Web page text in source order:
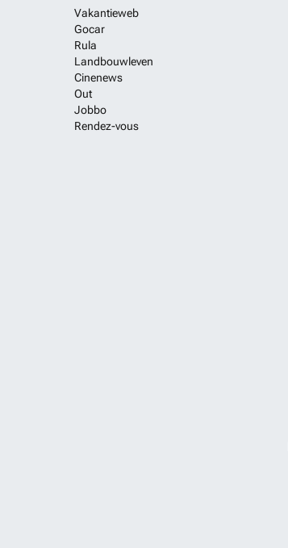
Vakantieweb
Gocar
Rula
Landbouwleven
Cinenews
Out
Jobbo
Rendez-vous